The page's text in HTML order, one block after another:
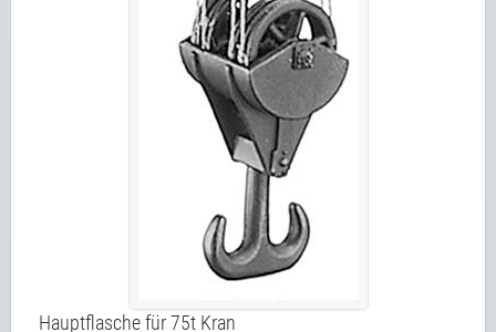
Hauptflasche für 75t Kran